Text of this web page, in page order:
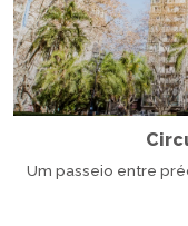
Um passeio entre